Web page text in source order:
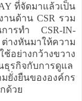
ที่จัดมาแล้วเป็น
านด้าน CSR รวม
ารทำ CSR-IN-
างหันมาให้ความ
ช้อย่างกว้างขวาง
ธุรกิจกับการดูแล
งยืนขององค์กร
ด้วย